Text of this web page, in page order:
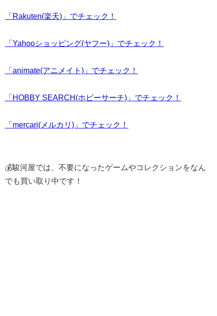
「Rakuten(楽天)」でチェック！
「Yahooショッピング(ヤフー)」でチェック！
「animate(アニメイト)」でチェック！
「HOBBY SEARCH(ホビーサーチ)」でチェック！
「mercari(メルカリ)」でチェック！
💰駿河屋では、不要になったゲームやコレクションをなん
でも買い取り中です！